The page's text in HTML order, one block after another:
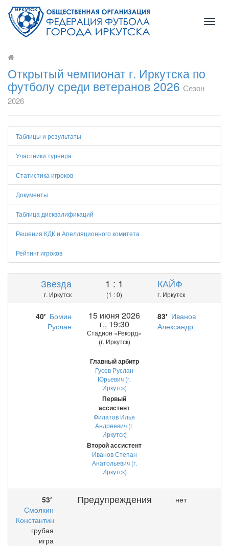
Открытый чемпионат г. Иркутска по
футболу среди ветеранов 2026 Сезон
2026
Таблицы и результаты
Участники турнира
Статистика игроков
Документы
Таблица дисквалификаций
Решения КДК и Апелляционного комитета
Рейтинг игроков
Звезда
г. Иркутск
1 : 1
(1 : 0)
КАЙФ
г. Иркутск
40′ Бомин
Руслан
15 июня 2026
г., 19:30
Стадион «Рекорд»
(г. Иркутск)
Главный арбитр
Гусев Руслан
Юрьевич (г.
Иркутск)
Первый
ассистент
Филатов Илья
Андреевич (г.
Иркутск)
Второй ассистент
Иванов Степан
Анатольевич (г.
Иркутск)
83′ Иванов
Александр
53′
Смолкин
Константин
грубая
игра
Предупреждения нет